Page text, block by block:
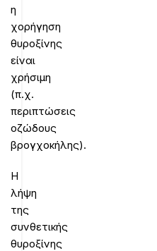
η
χορήγηση
θυροξίνης
είναι
χρήσιμη
(π.χ.
περιπτώσεις
οζώδους
βρογχοκήλης).
Η
λήψη
της
συνθετικής
θυροξίνης